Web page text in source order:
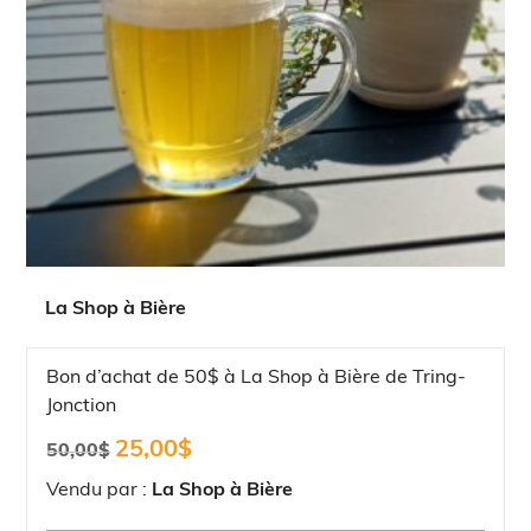
La Shop à Bière
Bon d’achat de 50$ à La Shop à Bière de Tring-
Jonction
50,00$
Le
initial
25,00$
actuel
Vendu par : La Shop à Bière